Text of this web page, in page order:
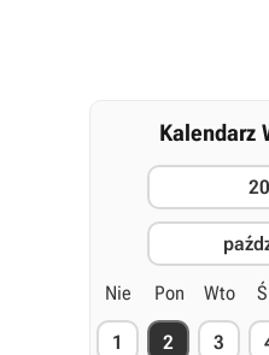
Kalendarz
Nie Pon Wto
1 2 3